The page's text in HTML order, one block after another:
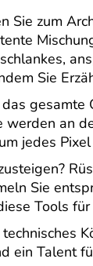
Sie zum
Sie
werden an
jedes
Sie
Tools
ein Talent